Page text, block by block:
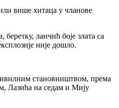
више хитаца у чланове
ланчић боје злата са
није дошло.
становништвом, према
Лазића на седам и Мију